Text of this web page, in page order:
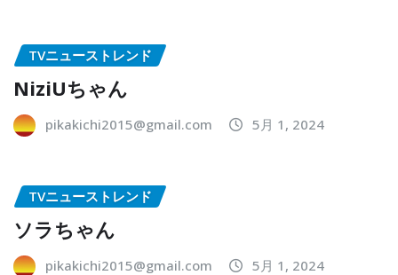
TVニューストレンド
NiziUちゃん
pikakichi2015@gmail.com 5月 1, 2024
TVニューストレンド
ソラちゃん
pikakichi2015@gmail.com 5月 1, 2024